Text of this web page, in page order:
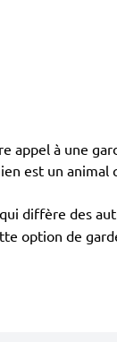
à une
est un
diffère des
option de